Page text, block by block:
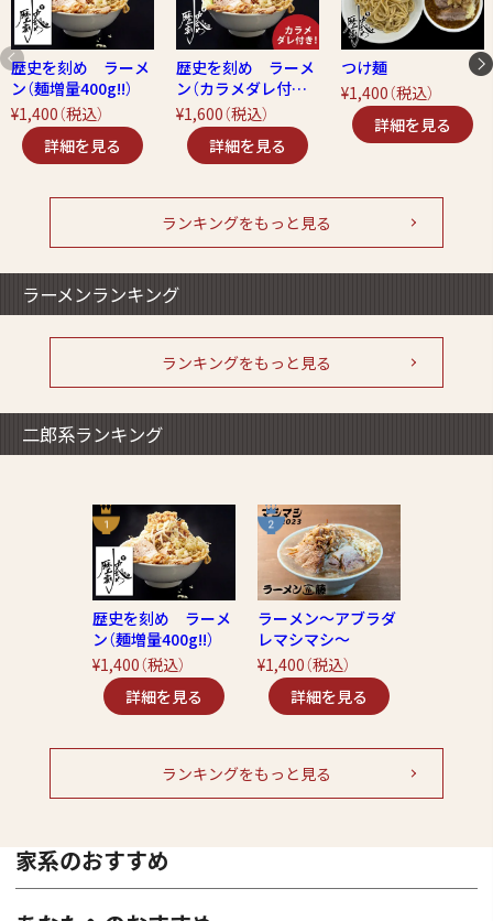
歴史を刻め ラーメ
ン（麺増量400g!!）
¥1,400（税込）
歴史を刻め ラーメ
ン（カラメダレ付
き！）
¥1,600（税込）
つけ麺
¥1,400（税込）
ランキングをもっと見る
ラーメンランキング
ランキングをもっと見る
二郎系ランキング
歴史を刻め ラーメ
ン（麺増量400g!!）
¥1,400（税込）
ラーメン～アブラダ
レマシマシ～
¥1,400（税込）
ランキングをもっと見る
家系のおすすめ